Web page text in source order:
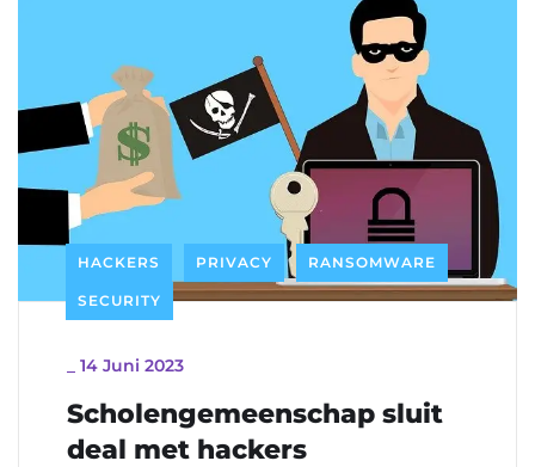
HACKERS PRIVACY RANSOMWARE
SECURITY
14 Juni 2023
Scholengemeenschap sluit
deal met hackers